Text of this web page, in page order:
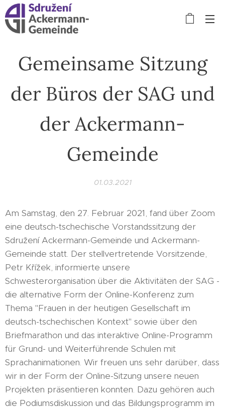
Gemeinsame Sitzung
der Büros der SAG und
der Ackermann-
Gemeinde
01.03.2021
Am Samstag, den 27. Februar 2021, fand über Zoom
eine deutsch-tschechische Vorstandssitzung der
Sdružení Ackermann-Gemeinde und Ackermann-
Gemeinde statt. Der stellvertretende Vorsitzende,
Petr Křížek, informierte unsere
Schwesterorganisation über die Aktivitäten der SAG -
die alternative Form der Online-Konferenz zum
Thema "Frauen in der heutigen Gesellschaft im
deutsch-tschechischen Kontext" sowie über den
Briefmarathon und das interaktive Online-Programm
für Grund- und Weiterführende Schulen mit
Sprachanimationen. Wir freuen uns sehr darüber, dass
wir in der Form der Online-Sitzung unsere neuen
Projekten präsentieren konnten. Dazu gehören auch
die Podiumsdiskussion und das Bildungsprogramm im